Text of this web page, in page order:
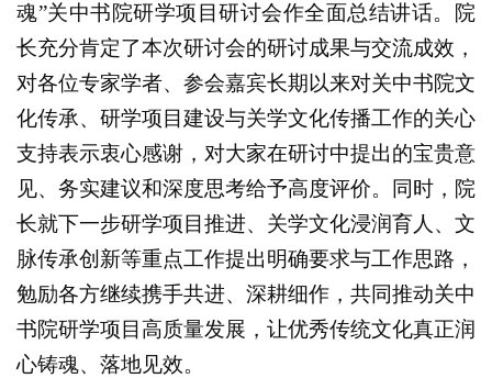
魂”关中书院研学项目研讨会作全面总结讲话。院
长充分肯定了本次研讨会的研讨成果与交流成效，
对各位专家学者、参会嘉宾长期以来对关中书院文
化传承、研学项目建设与关学文化传播工作的关心
支持表示衷心感谢，对大家在研讨中提出的宝贵意
见、务实建议和深度思考给予高度评价。同时，院
长就下一步研学项目推进、关学文化浸润育人、文
脉传承创新等重点工作提出明确要求与工作思路，
勉励各方继续携手共进、深耕细作，共同推动关中
书院研学项目高质量发展，让优秀传统文化真正润
心铸魂、落地见效。